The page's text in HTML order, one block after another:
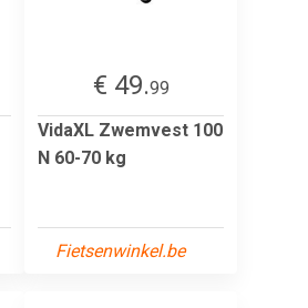
€ 49.99
VidaXL Zwemvest 100
N 60-70 kg
Fietsenwinkel.be